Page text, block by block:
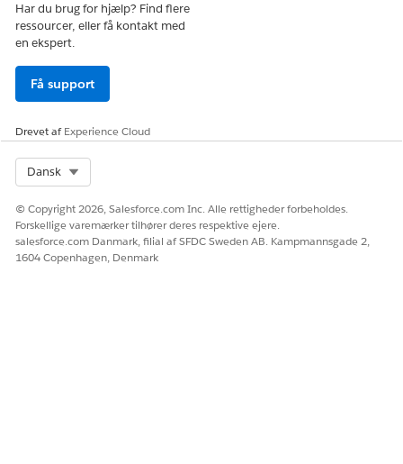
Har du brug for hjælp? Find flere
ressourcer, eller få kontakt med
en ekspert.
Få support
Drevet afExperience Cloud
Dansk
© Copyright 2026, Salesforce.com Inc. Alle rettigheder forbeholdes.
Forskellige varemærker tilhører deres respektive ejere.
salesforce.com Danmark, filial af SFDC Sweden AB. Kampmannsgade 2,
1604 Copenhagen, Denmark